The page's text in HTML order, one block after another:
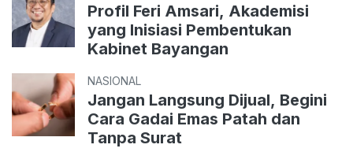
Profil Feri Amsari, Akademisi
yang Inisiasi Pembentukan
Kabinet Bayangan
NASIONAL
Jangan Langsung Dijual, Begini
Cara Gadai Emas Patah dan
Tanpa Surat